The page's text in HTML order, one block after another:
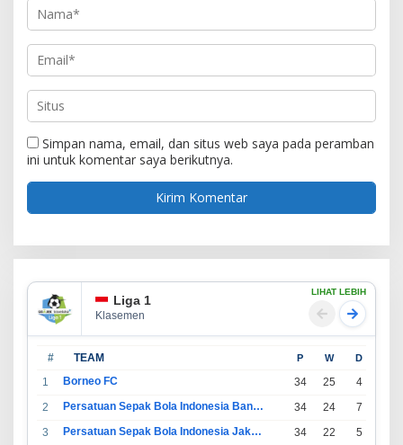
Simpan nama, email, dan situs web saya pada peramban
ini untuk komentar saya berikutnya.
Liga 1
Klasemen
LIHAT LEBIH
# TEAM P W D
1 Borneo FC 34 25 4
2
Persatuan Sepak Bola Indonesia Bandung 34 24 7
3
Persatuan Sepak Bola Indonesia Jakarta 34 22 5